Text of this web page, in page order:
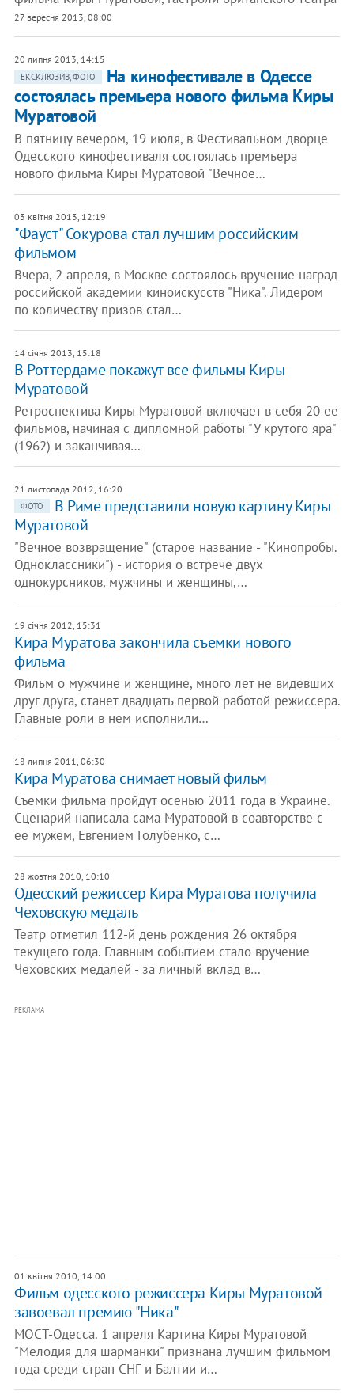
27 вересня 2013, 08:00
20 липня 2013, 14:15
ЕКСКЛЮЗИВ, ФОТО
На кинофестивале в Одессе
состоялась премьера нового фильма Киры
Муратовой
В пятницу вечером, 19 июля, в Фестивальном дворце
Одесского кинофестиваля состоялась премьера
нового фильма Киры Муратовой "Вечное…
03 квітня 2013, 12:19
"Фауст" Сокурова стал лучшим российским
фильмом
Вчера, 2 апреля, в Москве состоялось вручение наград
российской академии киноискусств "Ника". Лидером
по количеству призов стал…
14 січня 2013, 15:18
В Роттердаме покажут все фильмы Киры
Муратовой
Ретроспектива Киры Муратовой включает в себя 20 ее
фильмов, начиная с дипломной работы "У крутого яра"
(1962) и заканчивая…
21 листопада 2012, 16:20
ФОТО
В Риме представили новую картину Киры
Муратовой
"Вечное возвращение" (старое название - "Кинопробы.
Одноклассники") - история о встрече двух
однокурсников, мужчины и женщины,…
19 січня 2012, 15:31
Кира Муратова закончила съемки нового
фильма
Фильм о мужчине и женщине, много лет не видевших
друг друга, станет двадцать первой работой режиссера.
Главные роли в нем исполнили…
18 липня 2011, 06:30
Кира Муратова снимает новый фильм
Съемки фильма пройдут осенью 2011 года в Украине.
Сценарий написала сама Муратовой в соавторстве с
ее мужем, Евгением Голубенко, с…
28 жовтня 2010, 10:10
Одесский режиссер Кира Муратова получила
Чеховскую медаль
Театр отметил 112-й день рождения 26 октября
текущего года. Главным событием стало вручение
Чеховских медалей - за личный вклад в…
РЕКЛАМА
01 квітня 2010, 14:00
Фильм одесского режиссера Киры Муратовой
завоевал премию "Ника"
МОСТ-Одесса. 1 апреля Картина Киры Муратовой
"Мелодия для шарманки" признана лучшим фильмом
года среди стран СНГ и Балтии и…